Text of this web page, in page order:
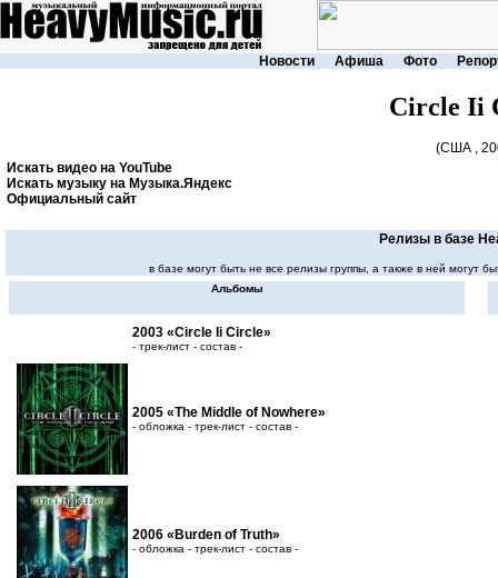
Новости Афиша Фото
Circle Ii
(США ,
Искать видео на YouTube
Искать музыку на Музыка.Яндекс
Официальный сайт
Релизы в базе
в базе могут быть не все релизы группы, а также в ней
Альбомы
2003 «Circle Ii Circle»
- трек-лист - состав -
2005 «The Middle of Nowhere»
- обложка - трек-лист - состав -
2006 «Burden of Truth»
- обложка - трек-лист - состав -